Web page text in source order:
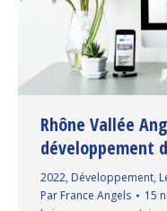
Rhône Vallée
développement
2022, Développement,
Par France Angels
15